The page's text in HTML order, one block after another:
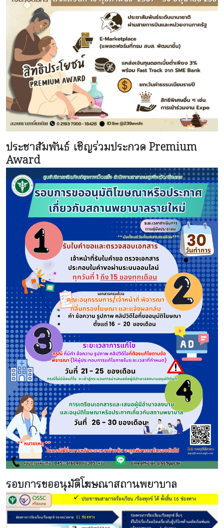
ประชาสัมพันธ์ เชิญร่วมประกวด Premium
Award
รอบการขออนุมัติโฆษณาสถานพยาบาล